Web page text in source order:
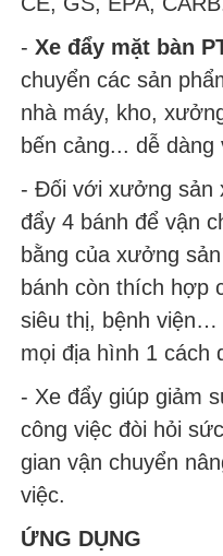
- Xe đẩy mặt bàn
chuyển các sản
nhà máy, kho,
bến cảng... dễ dàng
- Đối với xưởng sản
đẩy 4 bánh để vận
bằng của xưởng
bánh còn thích hợp
siêu thị, bệnh viện…
mọi địa hình 1 cách
- Xe đẩy giúp giảm
công việc đòi hỏi
gian vận chuyển
việc.
ỨNG DỤNG